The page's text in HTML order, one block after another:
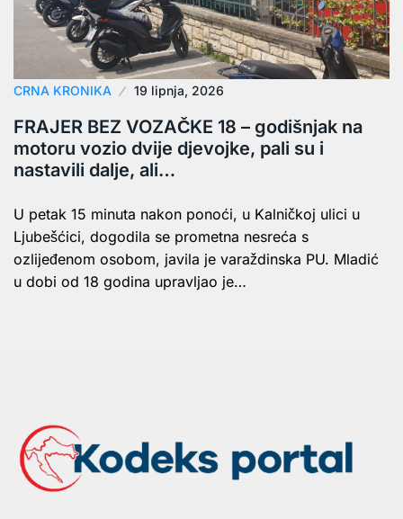
CRNA KRONIKA 19 lipnja, 2026
FRAJER BEZ VOZAČKE 18 – godišnjak na
motoru vozio dvije djevojke, pali su i
nastavili dalje, ali…
U petak 15 minuta nakon ponoći, u Kalničkoj ulici u
Ljubešćici, dogodila se prometna nesreća s
ozlijeđenom osobom, javila je varaždinska PU. Mladić
u dobi od 18 godina upravljao je…